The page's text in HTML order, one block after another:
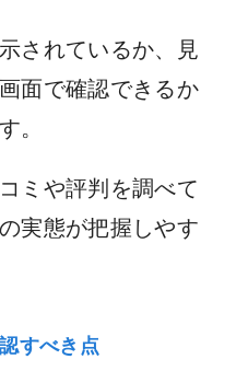
されているか、見
面で確認できるか
。
ミや評判を調べて
実態が把握しやす
すべき点